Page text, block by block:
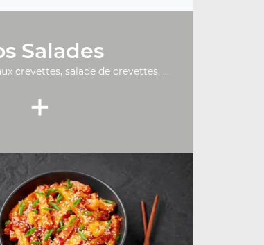
Salades
crevettes, salade de crevettes, ...
+